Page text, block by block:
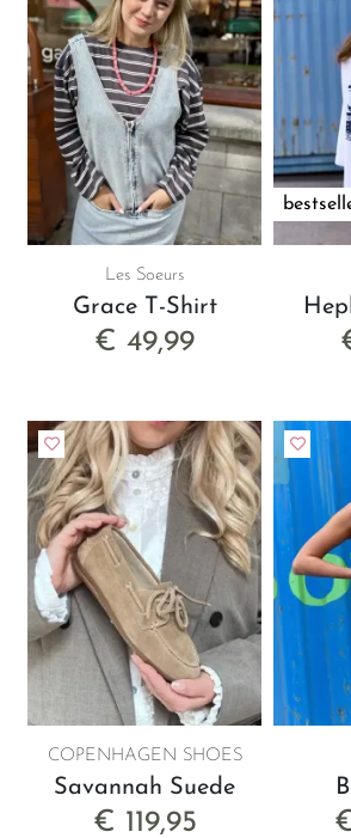
Les Soeurs
Grace T-Shirt
€ 49,99
COPENHAGEN SHOES
Savannah Suede
€ 119,95